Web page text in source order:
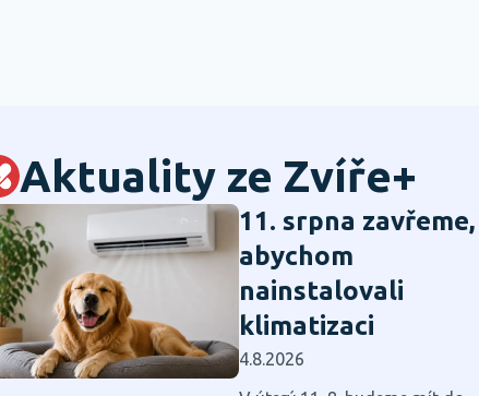
Aktuality ze Zvíře+
11. srpna zavřeme,
abychom
nainstalovali
klimatizaci
4.8.2026